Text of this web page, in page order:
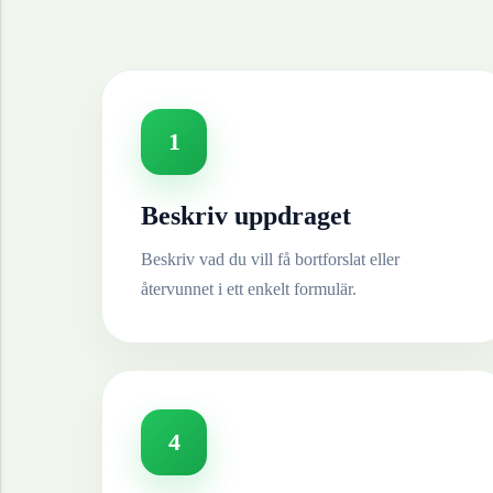
1
Beskriv uppdraget
Beskriv vad du vill få bortforslat eller
återvunnet i ett enkelt formulär.
4